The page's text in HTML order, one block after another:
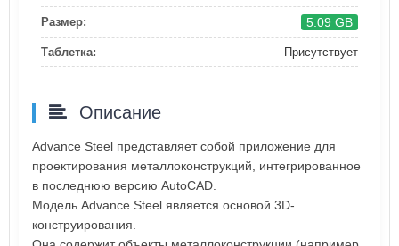
Размер: 5.09 GB
Таблетка: Присутствует
Описание
Advance Steel представляет собой приложение для
проектирования металлоконструкций, интегрированное
в последнюю версию AutoCAD.
Модель Advance Steel является основой 3D-
конструирования.